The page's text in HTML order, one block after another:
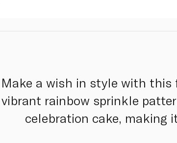
Make a wish in style with this
vibrant rainbow sprinkle
celebration cake,